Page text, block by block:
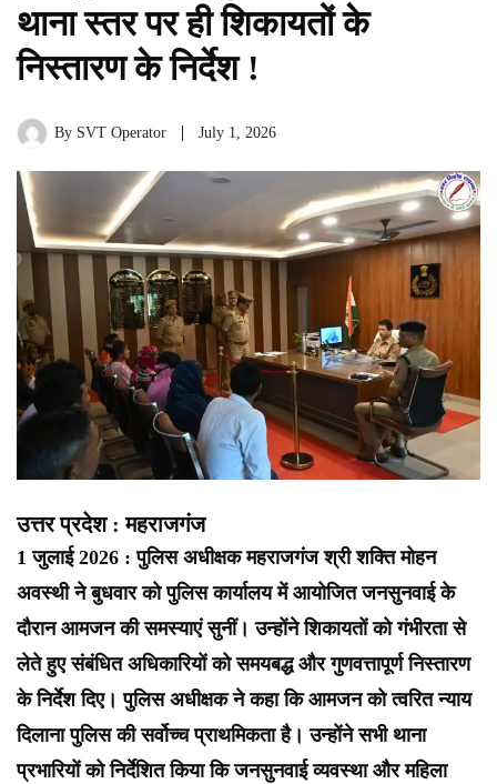
थाना स्तर पर ही शिकायतों के
निस्तारण के निर्देश !
By SVT Operator July 1, 2026
उत्तर प्रदेश : महराजगंज
1 जुलाई 2026 : पुलिस अधीक्षक महराजगंज श्री शक्ति मोहन
अवस्थी ने बुधवार को पुलिस कार्यालय में आयोजित जनसुनवाई के
दौरान आमजन की समस्याएं सुनीं। उन्होंने शिकायतों को गंभीरता से
लेते हुए संबंधित अधिकारियों को समयबद्ध और गुणवत्तापूर्ण निस्तारण
के निर्देश दिए। पुलिस अधीक्षक ने कहा कि आमजन को त्वरित न्याय
दिलाना पुलिस की सर्वोच्च प्राथमिकता है। उन्होंने सभी थाना
प्रभारियों को निर्देशित किया कि जनसुनवाई व्यवस्था और महिला